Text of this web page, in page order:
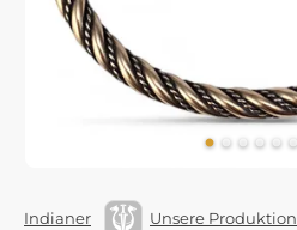
Indianer Unsere Produktion